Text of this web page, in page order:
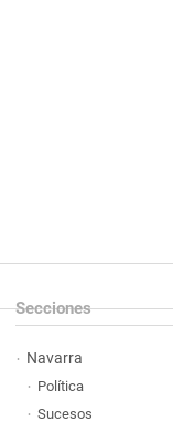
Secciones
Navarra
Política
Sucesos